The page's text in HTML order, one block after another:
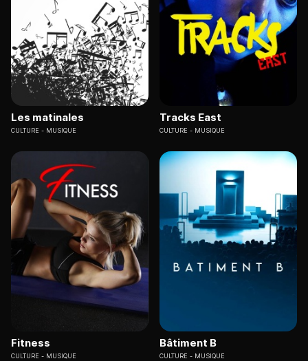
Les matinales
CULTURE MUSIQUE
Tracks East
CULTURE MUSIQUE
Fitness
CULTURE MUSIQUE
Bâtiment B
CULTURE MUSIQUE